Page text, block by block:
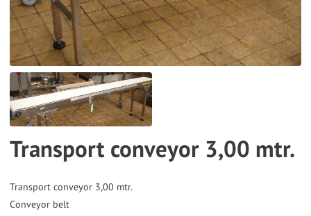
selected
search
result.
Touch
use
Transport conveyor 3,00 mtr.
Transport conveyor 3,00 mtr.
Conveyor belt